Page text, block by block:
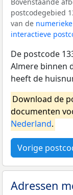
Bovenstaande
postcodegebied
van de
interactieve
De postcode
Almere binnen
heeft de
Download de
documenten
Nederland.
Vorige
Adressen